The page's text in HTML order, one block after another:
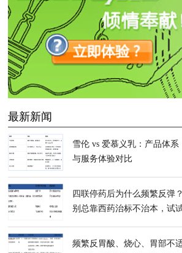
最新新闻
雪伦 vs 爱慕义乳：产品体系
与服务体验对比
四联停药后为什么频繁反弹？
别总靠西药治标不治本，试
内微生态
频繁反胃酸、烧心、胃部不